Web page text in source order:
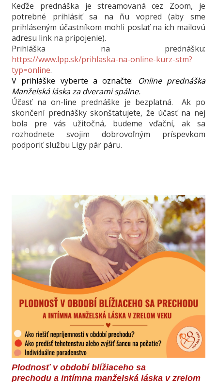
Keďže prednáška je streamovaná cez Zoom, je
potrebné prihlásiť sa na ňu vopred (aby sme
prihláseným účastníkom mohli poslať na ich mailovú
adresu link na pripojenie).
Prihláška na prednášku:
https://www.lpp.sk/prihlaska-na-online-kurz-stm?
typ=online.
V prihláške vyberte a označte:
Online prednáška
Manželská láska za dverami spálne.
Účasť na on-line prednáške je bezplatná. Ak po
skončení prednášky skonštatujete, že účasť na nej
bola pre vás užitočná, budeme vďační, ak sa
rozhodnete svojim dobrovoľným príspevkom
podporiť službu Ligy pár páru.
Plodnosť v období blížiaceho sa
prechodu a intímna manželská láska v zrelom